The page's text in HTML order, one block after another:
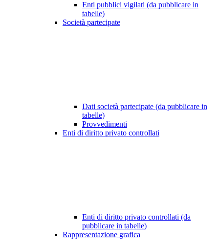
Enti pubblici vigilati (da pubblicare in
tabelle)
Società partecipate
Dati società partecipate (da pubblicare in
tabelle)
Provvedimenti
Enti di diritto privato controllati
Enti di diritto privato controllati (da
pubblicare in tabelle)
Rappresentazione grafica